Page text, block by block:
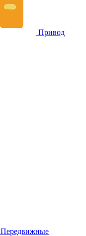
Привод
Передвижные